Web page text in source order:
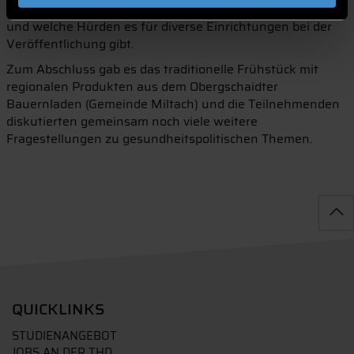
Daten leichter als Open Data zur Verfügung stellen kann
und welche Hürden es für diverse Einrichtungen bei der
Veröffentlichung gibt.
Zum Abschluss gab es das traditionelle Frühstück mit
regionalen Produkten aus dem Obergschaidter
Bauernladen (Gemeinde Miltach) und die Teilnehmenden
diskutierten gemeinsam noch viele weitere
Fragestellungen zu gesundheitspolitischen Themen.
QUICKLINKS
STUDIENANGEBOT